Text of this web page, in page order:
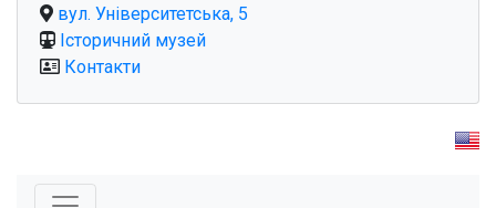
вул. Університетська, 5
Історичний музей
Контакти